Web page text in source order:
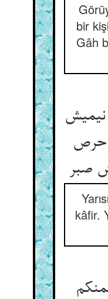
bir
Gâh
نیمیش
حرص
صبر
kâfir.